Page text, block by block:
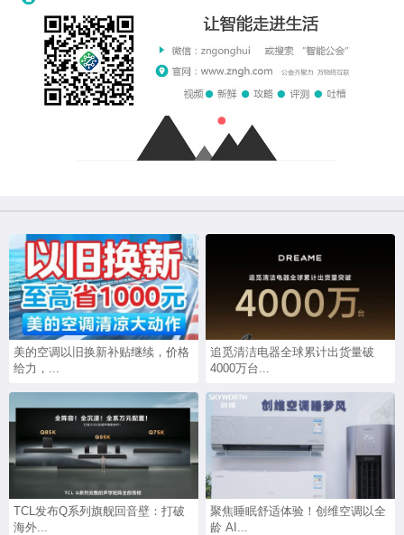
美的空调以旧换新补贴继续，价格
给力，...
追觅清洁电器全球累计出货量破
4000万台...
TCL发布Q系列旗舰回音壁：打破
海外...
聚焦睡眠舒适体验！创维空调以全
龄 AI...